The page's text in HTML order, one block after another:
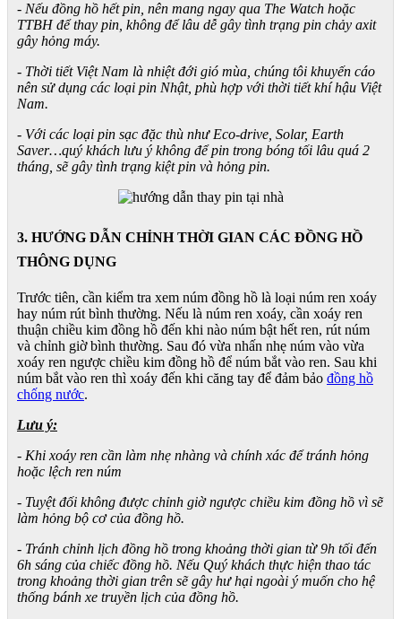
- Nếu đồng hồ hết pin, nên mang ngay qua The Watch hoặc
TTBH để thay pin, không để lâu dễ gây tình trạng pin chảy axit
gây hỏng máy.
- Thời tiết Việt Nam là nhiệt đới gió mùa, chúng tôi khuyến cáo
nên sử dụng các loại pin Nhật, phù hợp với thời tiết khí hậu Việt
Nam.
- Với các loại pin sạc đặc thù như Eco-drive, Solar, Earth
Saver…quý khách lưu ý không để pin trong bóng tối lâu quá 2
tháng, sẽ gây tình trạng kiệt pin và hỏng pin.
3. HƯỚNG DẪN CHỈNH THỜI GIAN CÁC ĐỒNG HỒ
THÔNG DỤNG
Trước tiên, cần kiểm tra xem núm đồng hồ là loại núm ren xoáy
hay núm rút bình thường. Nếu là núm ren xoáy, cần xoáy ren
thuận chiều kim đồng hồ đến khi nào núm bật hết ren, rút núm
và chỉnh giờ bình thường. Sau đó vừa nhấn nhẹ núm vào vừa
xoáy ren ngược chiều kim đồng hồ để núm bắt vào ren. Sau khi
núm bắt vào ren thì xoáy đến khi căng tay để đảm bảo đồng hồ
chống nước.
Lưu ý:
- Khi xoáy ren cần làm nhẹ nhàng và chính xác để tránh hỏng
hoặc lệch ren núm
- Tuyệt đối không được chỉnh giờ ngược chiều kim đồng hồ vì sẽ
làm hỏng bộ cơ của đồng hồ.
- Tránh chỉnh lịch đồng hồ trong khoảng thời gian từ 9h tối đến
6h sáng của chiếc đồng hồ. Nếu Quý khách thực hiện thao tác
trong khoảng thời gian trên sẽ gây hư hại ngoài ý muốn cho hệ
thống bánh xe truyền lịch của đồng hồ.